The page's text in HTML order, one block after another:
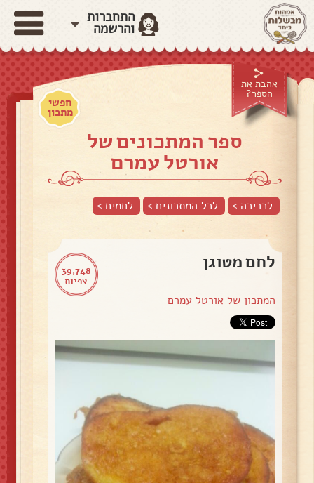
התחברות
והרשמה
אהבת את
הספר?
חפשי
מתכון
ספר המתכונים של
אורטל עמרם
לכריכה > לכל המתכונים > לחמים>
39,748
צפיות
לחם מטוגן
המתכון של אורטל עמרם